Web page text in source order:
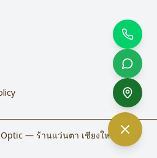
— ร้านแว่นตา เชียงใหม่